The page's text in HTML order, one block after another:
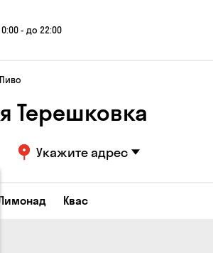
- до 22:00
Пиво
Терешковка
Укажите адрес
Лимонад Квас